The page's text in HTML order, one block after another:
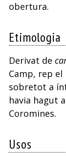
obertura.
Etimologia
Derivat de
Camp, rep el
sobretot a
havia hagut
Coromines.
Usos